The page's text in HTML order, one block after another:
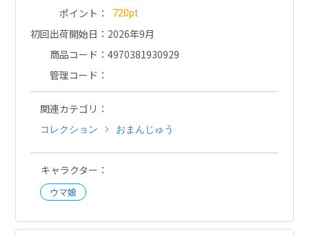
ポイント 720pt
初回出荷開始日
2026年9月
商品コード
4970381930929
管理コード
関連カテゴリ
コレクション おまんじゅう
キャラクター
ウマ娘